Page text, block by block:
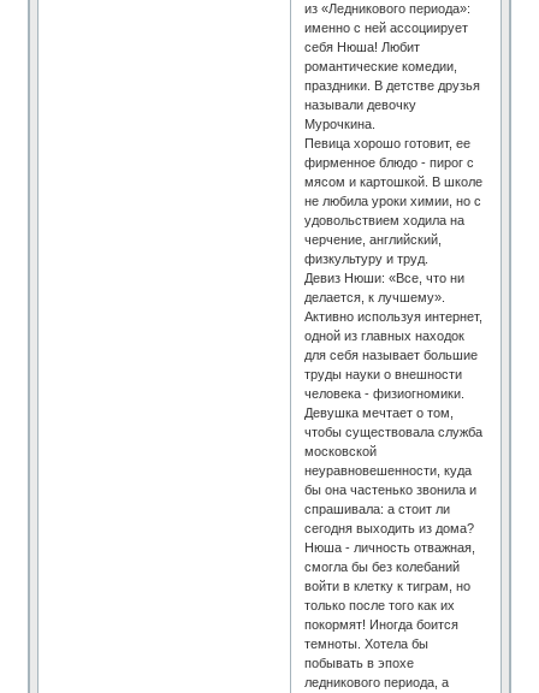
из «Ледникового периода»:
именно с ней ассоциирует
себя Нюша! Любит
романтические комедии,
праздники. В детстве друзья
называли девочку
Мурочкина.
Певица хорошо готовит, ее
фирменное блюдо - пирог с
мясом и картошкой. В школе
не любила уроки химии, но с
удовольствием ходила на
черчение, английский,
физкультуру и труд.
Девиз Нюши: «Все, что ни
делается, к лучшему».
Активно используя интернет,
одной из главных находок
для себя называет большие
труды науки о внешности
человека - физиогномики.
Девушка мечтает о том,
чтобы существовала служба
московской
неуравновешенности, куда
бы она частенько звонила и
спрашивала: а стоит ли
сегодня выходить из дома?
Нюша - личность отважная,
смогла бы без колебаний
войти в клетку к тиграм, но
только после того как их
покормят! Иногда боится
темноты. Хотела бы
побывать в эпохе
ледникового периода, а